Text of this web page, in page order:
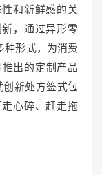
和新鲜感的关
，通过异形零
种形式，为消费
出的定制产品
创新处方签式包
心碎、赶走拖